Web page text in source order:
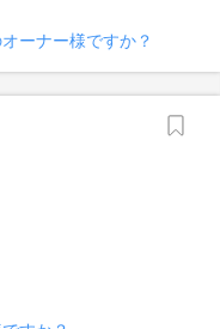
ーナー様ですか？